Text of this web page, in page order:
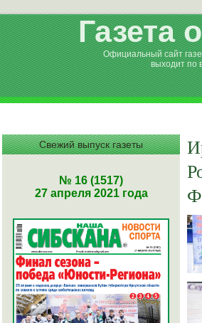
Газета
Официальный сайт
выходит по
Свежий выпуск газеты
№ 16 (1517)
27 апреля 2021 года